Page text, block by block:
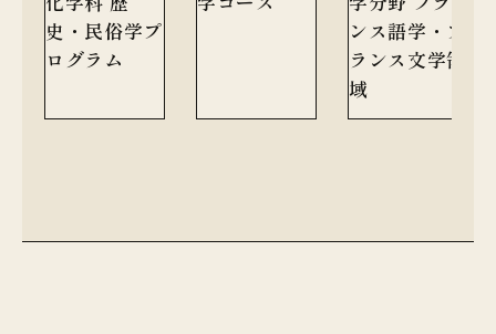
史・民俗学プ
ログラム
ンス語学・フ
ランス文学領
域